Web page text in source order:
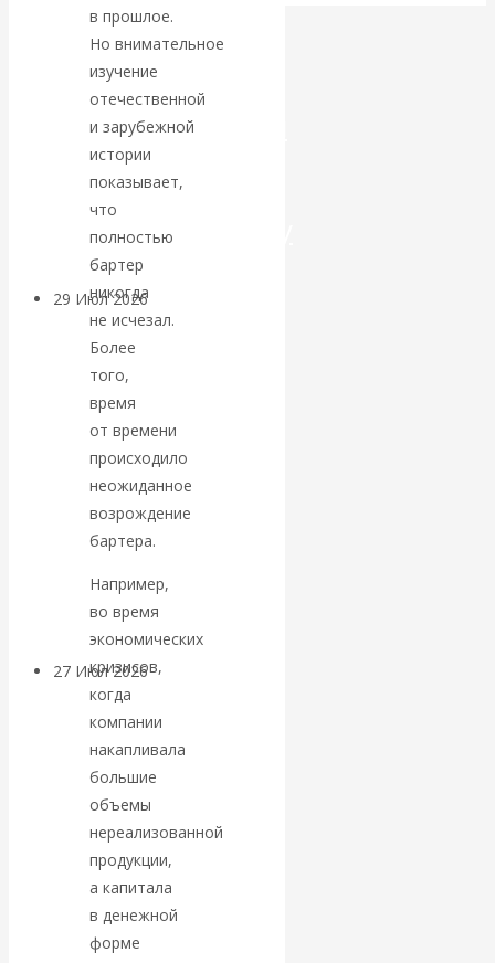
Искусственный
интеллект —
революционный
переход к
посткапитализму
29 Июл 2026
финансовая олигархия
Валентин
Катасонов.
«Мировые
ростовщики»:
вчера и сегодня
27 Июл 2026Мировая
валютная система
Валентин
КАтасонов.
«МЕТОД
ОТМЫВАНИЯ
в прошлое.
Но внимательное
изучение
отечественной
и зарубежной
истории
показывает,
что
полностью
бартер
никогда
не исчезал.
Более
того,
время
от времени
происходило
неожиданное
возрождение
бартера.
Например,
во время
экономических
кризисов,
когда
компании
накапливала
большие
объемы
нереализованной
продукции,
а капитала
в денежной
форме